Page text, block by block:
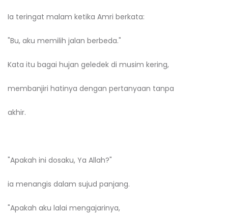
Ia teringat malam ketika Amri berkata:
"Bu, aku memilih jalan berbeda."
Kata itu bagai hujan geledek di musim kering,
membanjiri hatinya dengan pertanyaan tanpa
akhir.
"Apakah ini dosaku, Ya Allah?"
ia menangis dalam sujud panjang.
"Apakah aku lalai mengajarinya,